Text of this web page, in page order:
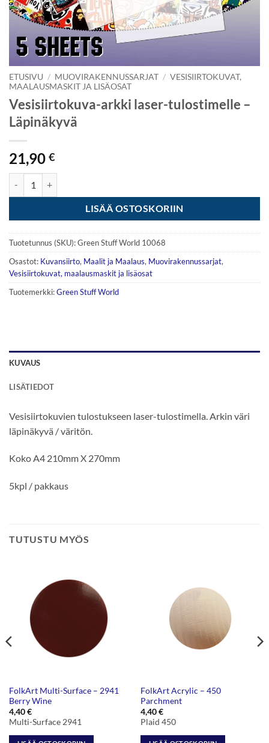
ETUSIVU / MUOVIRAKENNUSSARJAT / VESISIIRTOKUVAT,
MAALAUSMASKIT JA LISÄOSAT
Vesisiirtokuva-arkki laser-tulostimelle –
Läpinäkyvä
21,90 €
LISÄÄ OSTOSKORIIN
Tuotetunnus (SKU):Green Stuff World 10068
Osastot: Kuvansiirto, Maalit ja Maalaus, Muovirakennussarjat,
Vesisiirtokuvat, maalausmaskit ja lisäosat
Tuotemerkki:Green Stuff World
KUVAUS
LISÄTIEDOT
Vesisiirtokuvien tulostukseen laser-tulostimella. Arkin väri
läpinäkyvä / väritön.
Koko A4 210mm X 270mm
5kpl / pakkaus
TUTUSTU MYÖS
FolkArt Multi-Surface – 2941
Berry Wine
4,40€
Multi-Surface 2941
FolkArt Acrylic – 450
Parchment
4,40€
Plaid 450